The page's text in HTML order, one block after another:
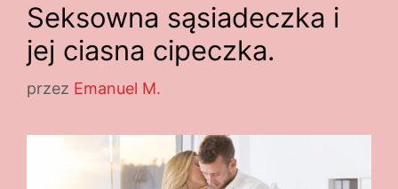
Seksowna sąsiadeczka i
jej ciasna cipeczka.
przez Emanuel M.